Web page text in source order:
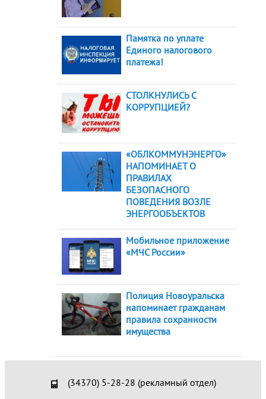
Памятка по уплате
Единого налогового
платежа!
СТОЛКНУЛИСЬ С
КОРРУПЦИЕЙ?
«ОБЛКОММУНЭНЕРГО»
НАПОМИНАЕТ О
ПРАВИЛАХ
БЕЗОПАСНОГО
ПОВЕДЕНИЯ ВОЗЛЕ
ЭНЕРГООБЪЕКТОВ
Мобильное приложение
«МЧС России»
Полиция Новоуральска
напоминает гражданам
правила сохранности
имущества
(34370) 5-28-28 (рекламный отдел)